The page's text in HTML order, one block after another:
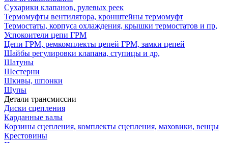
Сухарики клапанов, рулевых реек
Термомуфты вентилятора, кронштейны термомуфт
Термостаты, корпуса охлаждения, крышки термостатов и пр,
Успокоители цепи ГРМ
Цепи ГРМ, ремкомплекты цепей ГРМ, замки цепей
Шайбы регулировки клапана, ступицы и др,
Шатуны
Шестерни
Шкивы, шпонки
Щупы
Детали трансмиссии
Диски сцепления
Карданные валы
Корзины сцепления, комплекты сцепления, маховики, венцы
Крестовины